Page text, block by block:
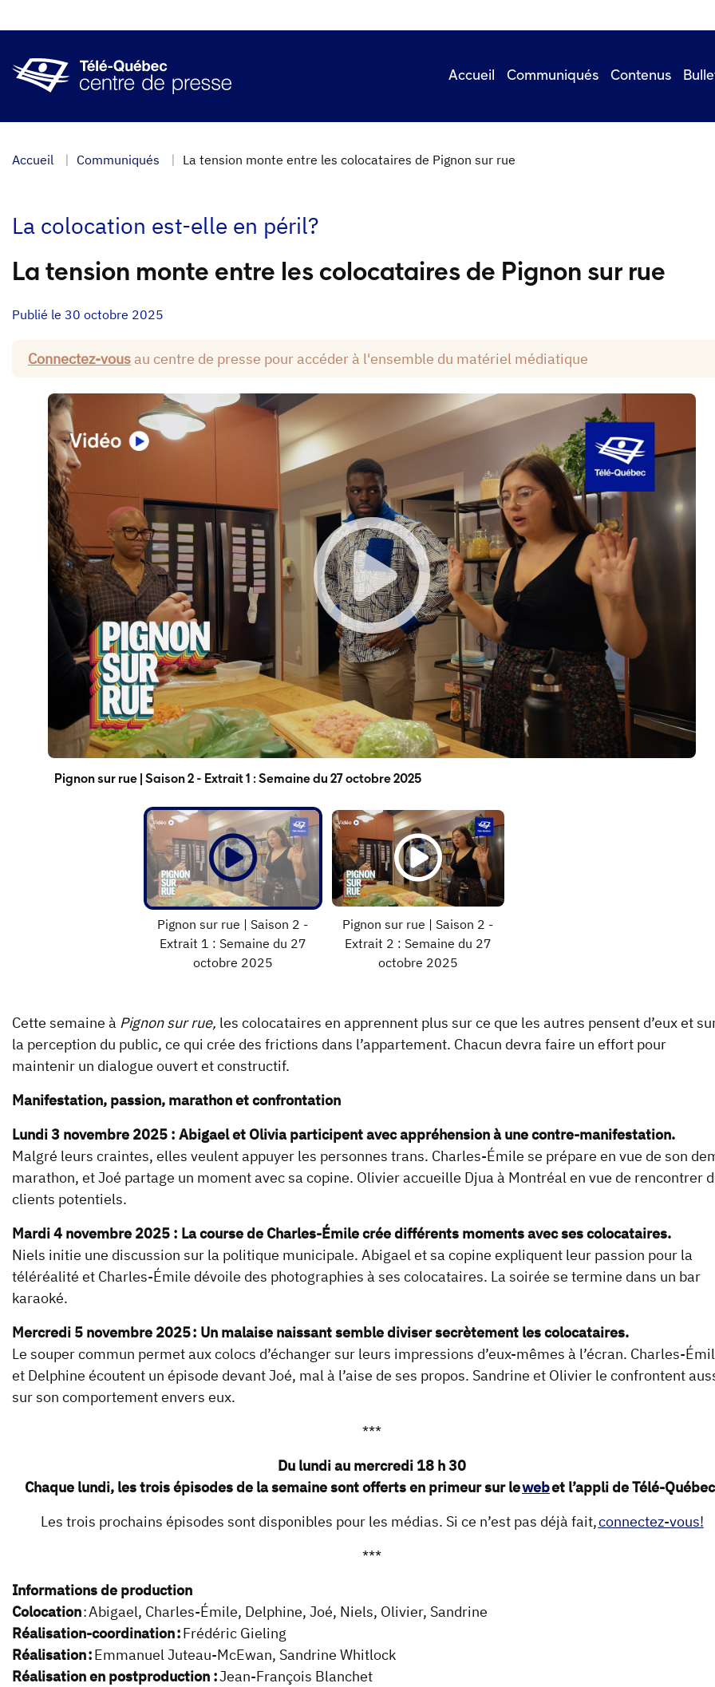
au
principal
Accueil Communiqués Contenus
Accueil Communiqués La tension monte entre les colocataires de Pignon sur rue
La colocation est-elle en péril?
La tension monte entre les colocataires de Pignon sur rue
Publié le 30 octobre 2025
Connectez-vous au centre de presse pour accéder à l'ensemble du matériel médiatique
Pignon sur rue | Saison 2 - Extrait 1 : Semaine du 27 octobre 2025
Pignon sur rue | Saison 2 - Extrait 2 : Semaine du 27 octobre 2025
Pignon sur rue | Saison 2 -
Extrait 1 : Semaine du 27
octobre 2025
Pignon sur rue | Saison 2 -
Extrait 2 : Semaine du 27
octobre 2025
Cette semaine à Pignon sur rue, les colocataires en apprennent plus sur ce que les autres pensent d’eux et
la perception du public, ce qui crée des frictions dans l’appartement. Chacun devra faire un effort pour
maintenir un dialogue ouvert et constructif.
Manifestation, passion, marathon et confrontation
Lundi 3 novembre 2025 : Abigael et Olivia participent avec appréhension à une contre-manifestation.
Malgré leurs craintes, elles veulent appuyer les personnes trans. Charles-Émile se prépare en vue de son
marathon, et Joé partage un moment avec sa copine. Olivier accueille Djua à Montréal en vue de rencontrer
clients potentiels.
Mardi 4 novembre 2025 : La course de Charles-Émile crée différents moments avec ses colocataires.
Niels initie une discussion sur la politique municipale. Abigael et sa copine expliquent leur passion pour la
téléréalité et Charles-Émile dévoile des photographies à ses colocataires. La soirée se termine dans un bar
karaoké.
Mercredi 5 novembre 2025 : Un malaise naissant semble diviser secrètement les colocataires.
Le souper commun permet aux colocs d’échanger sur leurs impressions d’eux-mêmes à l’écran. Charles-
et Delphine écoutent un épisode devant Joé, mal à l’aise de ses propos. Sandrine et Olivier le confrontent
sur son comportement envers eux.
***
Du lundi au mercredi 18 h 30
Chaque lundi, les trois épisodes de la semaine sont offerts en primeur sur lewebet l’appli de Télé-
Les trois prochains épisodes sont disponibles pour les médias. Si ce n’est pas déjà fait,connectez-vous!
***
Informations de production
Colocation:Abigael, Charles-Émile, Delphine, Joé, Niels, Olivier, Sandrine
Réalisation-coordination :Frédéric Gieling
Réalisation :Emmanuel Juteau-McEwan, Sandrine Whitlock
Réalisation en postproduction :Jean-François Blanchet